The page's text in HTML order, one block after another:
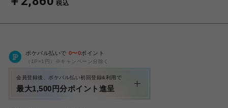
税込
ポケパル払いで 0〜0ポイント
（1P=1円）※キャンペーン分除く
会員登録後、ポケパル払い初回登録&利用で
最大1,500円分ポイント進呈